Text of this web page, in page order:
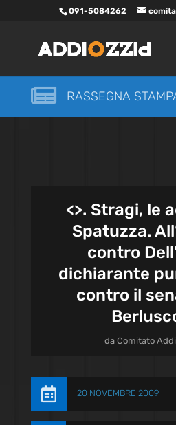
091-5084262
 RASSEGNA
<>. Stragi, le
Spatuzza.
contro
dichiarante
contro il
daComitato
 20 NOVEMBRE 2009